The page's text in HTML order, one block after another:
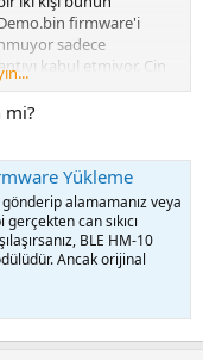
firmware'i
sadece
kabul etmiyor. Çin
ama hiçbirinde
şuan çöpten farksız
mi?
Yükleme
alamamanız veya
can sıkıcı
BLE HM-10
Ancak orijinal